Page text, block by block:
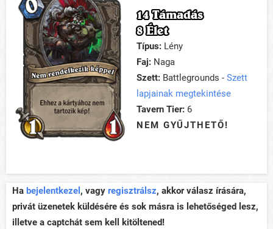
14 Támadás
8 Élet
Típus: Lény
Faj: Naga
Szett: Battlegrounds - Szett
lapjainak megtekintése
Tavern Tier: 6
NEM GYŰJTHETŐ!
Ha bejelentkezel , vagy regisztrálsz, akkor válasz írására,
privát üzenetek küldésére és sok másra is lehetőséged lesz,
illetve a captchát sem kell kitöltened!